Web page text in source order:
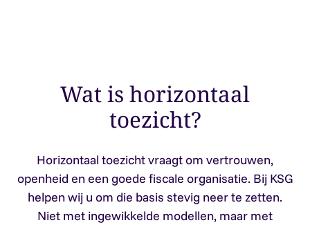
Wat is horizontaal
toezicht?
Horizontaal toezicht vraagt om vertrouwen,
openheid en een goede fiscale organisatie. Bij KSG
helpen wij u om die basis stevig neer te zetten.
Niet met ingewikkelde modellen, maar met